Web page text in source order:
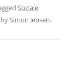
Soziale
bySimon Jebsen.